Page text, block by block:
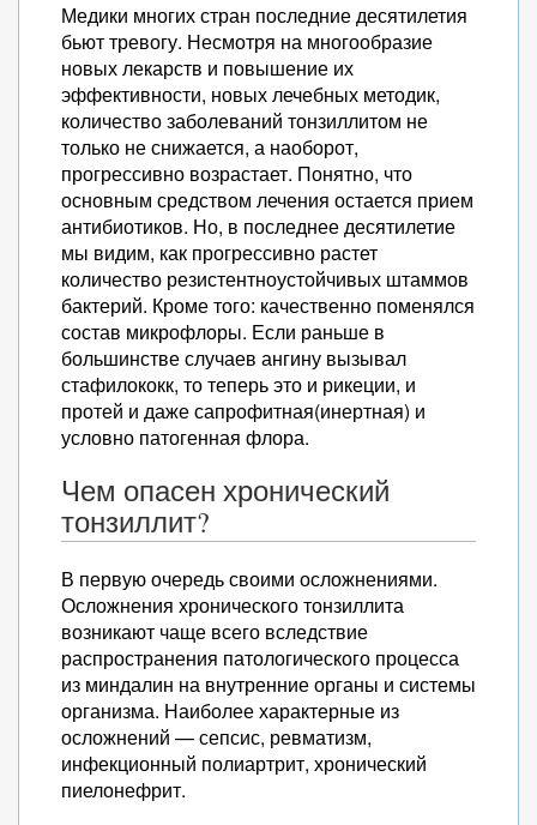
Медики многих стран последние десятилетия
бьют тревогу. Несмотря на многообразие
новых лекарств и повышение их
эффективности, новых лечебных методик,
количество заболеваний тонзиллитом не
только не снижается, а наоборот,
прогрессивно возрастает. Понятно, что
основным средством лечения остается прием
антибиотиков. Но, в последнее десятилетие
мы видим, как прогрессивно растет
количество резистентноустойчивых штаммов
бактерий. Кроме того: качественно поменялся
состав микрофлоры. Если раньше в
большинстве случаев ангину вызывал
стафилококк, то теперь это и рикеции, и
протей и даже сапрофитная(инертная) и
условно патогенная флора.
Чем опасен хронический
тонзиллит?
В первую очередь своими осложнениями.
Осложнения хронического тонзиллита
возникают чаще всего вследствие
распространения патологического процесса
из миндалин на внутренние органы и системы
организма. Наиболее характерные из
осложнений — сепсис, ревматизм,
инфекционный полиартрит, хронический
пиелонефрит.